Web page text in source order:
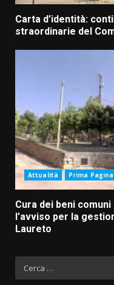
Carta d’identità:
straordinarie del
Attualità Prima Pagina
Cura dei beni
l’avviso per la
Laureto
Ricerca
per: